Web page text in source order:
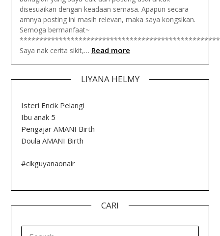
disesuaikan dengan keadaan semasa. Apapun secara
amnya posting ini masih relevan, maka saya kongsikan.
Semoga bermanfaat~
Saya nak cerita sikit,… Read more
LIYANA HELMY
Isteri Encik Pelangi
Ibu anak 5
Pengajar AMANI Birth
Doula AMANI Birth
#cikguyanaonair
CARI